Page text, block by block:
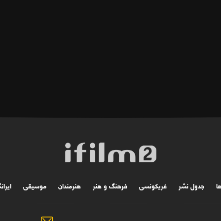
جدول نشر فریکونسی فرهنگ و هنر هنرمندان موسیقی